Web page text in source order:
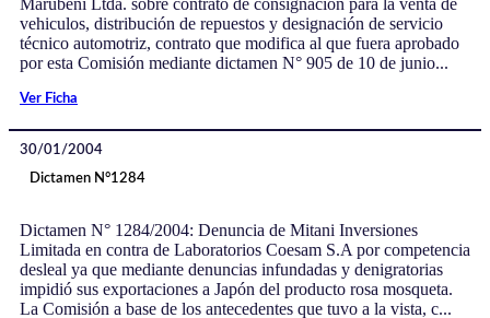
Marubeni Ltda. sobre contrato de consignación para la venta de
vehiculos, distribución de repuestos y designación de servicio
técnico automotriz, contrato que modifica al que fuera aprobado
por esta Comisión mediante dictamen N° 905 de 10 de junio...
Ver Ficha
30/01/2004
Dictamen N°1284
Dictamen N° 1284/2004: Denuncia de Mitani Inversiones
Limitada en contra de Laboratorios Coesam S.A por competencia
desleal ya que mediante denuncias infundadas y denigratorias
impidió sus exportaciones a Japón del producto rosa mosqueta.
La Comisión a base de los antecedentes que tuvo a la vista, c...